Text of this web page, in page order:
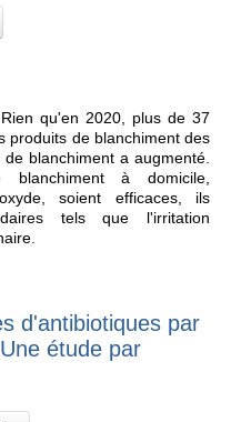
Rien qu'en 2020, plus de 37
produits de blanchiment des
blanchiment a augmenté.
à domicile,
soient efficaces, ils
tels que l'irritation
d'antibiotiques par
étude par